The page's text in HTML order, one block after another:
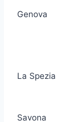
Genova
La Spezia
Savona